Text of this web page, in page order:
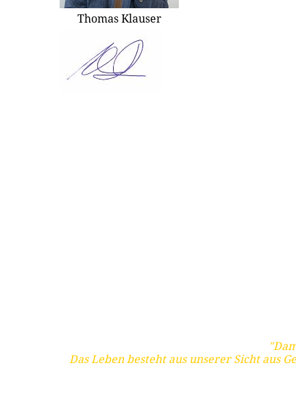
Thomas Klauser
Das Leben besteht aus unserer Sicht aus